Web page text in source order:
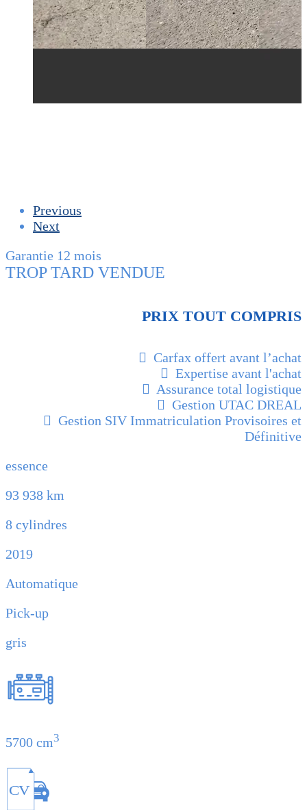
Previous
Next
Garantie 12 mois
TROP TARD VENDUE
PRIX TOUT COMPRIS
Carfax offert avant l’achat
Expertise avant l'achat
Assurance total logistique
Gestion UTAC DREAL
Gestion SIV Immatriculation Provisoires et
Définitive
essence
93 938 km
8 cylindres
2019
Automatique
Pick-up
gris
5700 cm3
CV